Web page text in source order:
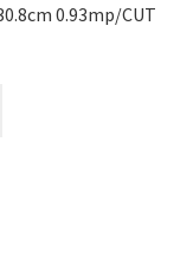
0.93mp/CUT